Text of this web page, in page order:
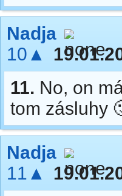
Nadja
10▲
11. No, on
tom zásluhy
Nadja
11▲